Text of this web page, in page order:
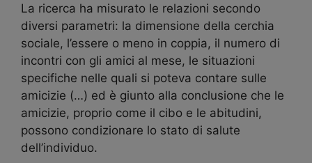
La ricerca ha misurato le relazioni secondo
diversi parametri: la dimensione della cerchia
sociale, l’essere o meno in coppia, il numero di
incontri con gli amici al mese, le situazioni
specifiche nelle quali si poteva contare sulle
amicizie (…) ed è giunto alla conclusione che le
amicizie, proprio come il cibo e le abitudini,
possono condizionare lo stato di salute
dell’individuo.